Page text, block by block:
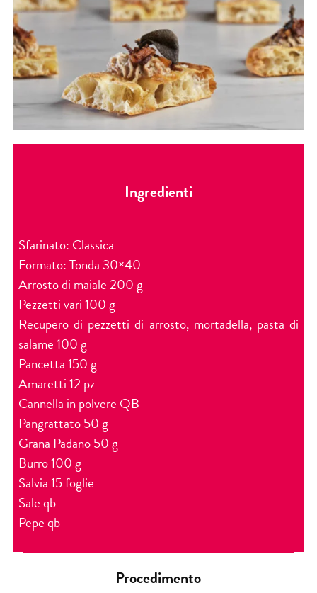
Ingredienti
Sfarinato: Classica
Formato: Tonda 30×40
Arrosto di maiale 200 g
Pezzetti vari 100 g
Recupero di pezzetti di arrosto, mortadella, pasta di
salame 100 g
Pancetta 150 g
Amaretti 12 pz
Cannella in polvere QB
Pangrattato 50 g
Grana Padano 50 g
Burro 100 g
Salvia 15 foglie
Sale qb
Pepe qb
Procedimento